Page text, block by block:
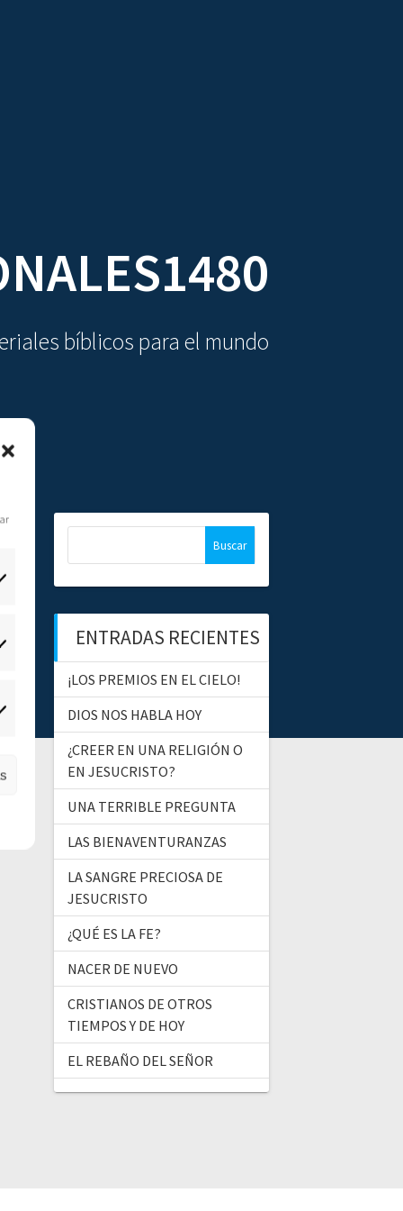
bíblicos para el mundo
a
:
ENTRADAS RECIENTES
¡LOS PREMIOS EN EL CIELO!
DIOS NOS HABLA HOY
¿CREER EN UNA RELIGIÓN O
EN JESUCRISTO?
UNA TERRIBLE PREGUNTA
LAS BIENAVENTURANZAS
LA SANGRE PRECIOSA DE
JESUCRISTO
¿QUÉ ES LA FE?
NACER DE NUEVO
CRISTIANOS DE OTROS
TIEMPOS Y DE HOY
EL REBAÑO DEL SEÑOR